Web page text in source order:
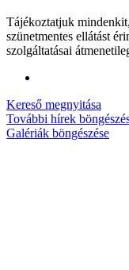
Tájékoztatjuk
szünetmentes ellátást
szolgáltatásai
Kereső megnyitása
További hírek
Galériák böngészése